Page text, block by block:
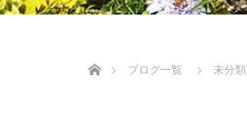
ブログ一覧
未分類